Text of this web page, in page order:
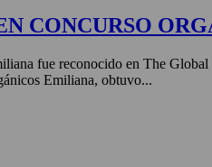
CONCURSO
fue reconocido en The
Emiliana, obtuvo...